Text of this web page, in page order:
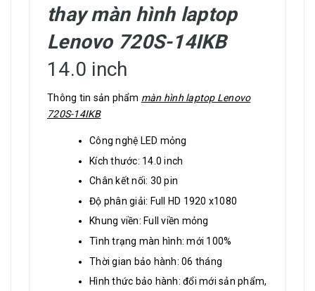
thay màn hình laptop
Lenovo 720S-14IKB
14.0 inch
Thông tin sản phẩm màn hình laptop Lenovo
720S-14IKB
Công nghệ LED mỏng
Kích thước: 14.0 inch
Chân kết nối: 30 pin
Độ phân giải: Full HD 1920 x1080
Khung viền: Full viền mỏng
Tình trạng màn hình: mới 100%
Thời gian bảo hành: 06 tháng
Hình thức bảo hành: đổi mới sản phẩm,